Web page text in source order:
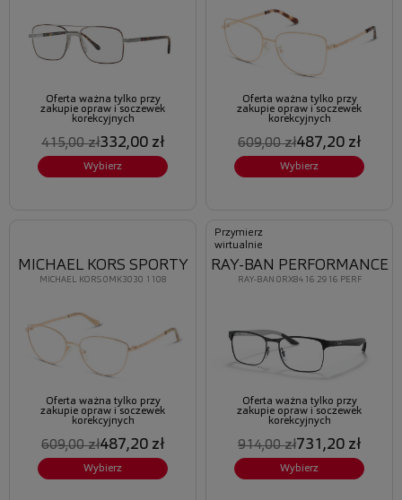
Oferta ważna tylko przy
zakupie opraw i soczewek
korekcyjnych
415,00 zł332,00 zł
Wybierz
Oferta ważna tylko przy
zakupie opraw i soczewek
korekcyjnych
609,00 zł487,20 zł
Wybierz
MICHAEL KORS 0MK3030 1108
MICHAEL KORS SPORTY
Oferta ważna tylko przy
zakupie opraw i soczewek
korekcyjnych
609,00 zł487,20 zł
Wybierz
Przymierz
wirtualnie
RAY-BAN 0RX8416 2916 PERF
RAY-BAN PERFORMANCE
Oferta ważna tylko przy
zakupie opraw i soczewek
korekcyjnych
914,00 zł731,20 zł
Wybierz